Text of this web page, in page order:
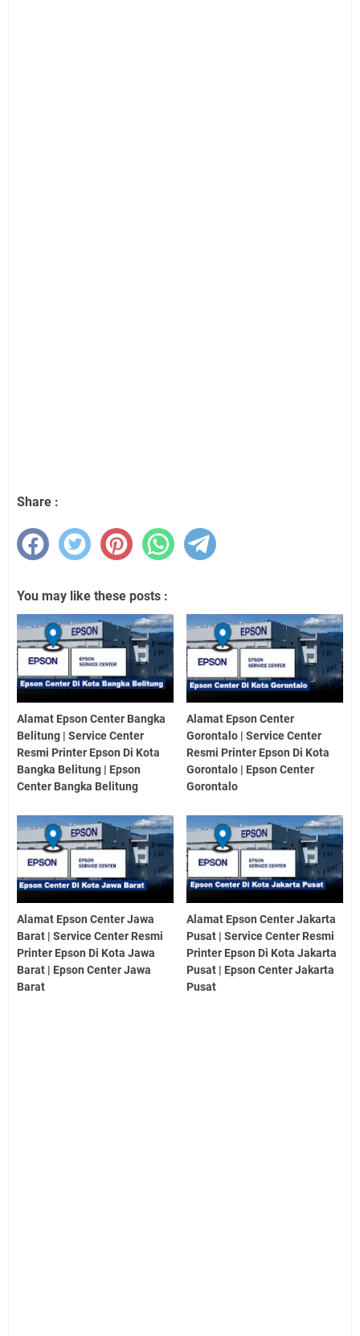
Share :
You may like these posts :
Alamat Epson Center Bangka
Belitung | Service Center
Resmi Printer Epson Di Kota
Bangka Belitung | Epson
Center Bangka Belitung
Alamat Epson Center
Gorontalo | Service Center
Resmi Printer Epson Di Kota
Gorontalo | Epson Center
Gorontalo
Alamat Epson Center Jawa
Barat | Service Center Resmi
Printer Epson Di Kota Jawa
Barat | Epson Center Jawa
Barat
Alamat Epson Center Jakarta
Pusat | Service Center Resmi
Printer Epson Di Kota Jakarta
Pusat | Epson Center Jakarta
Pusat